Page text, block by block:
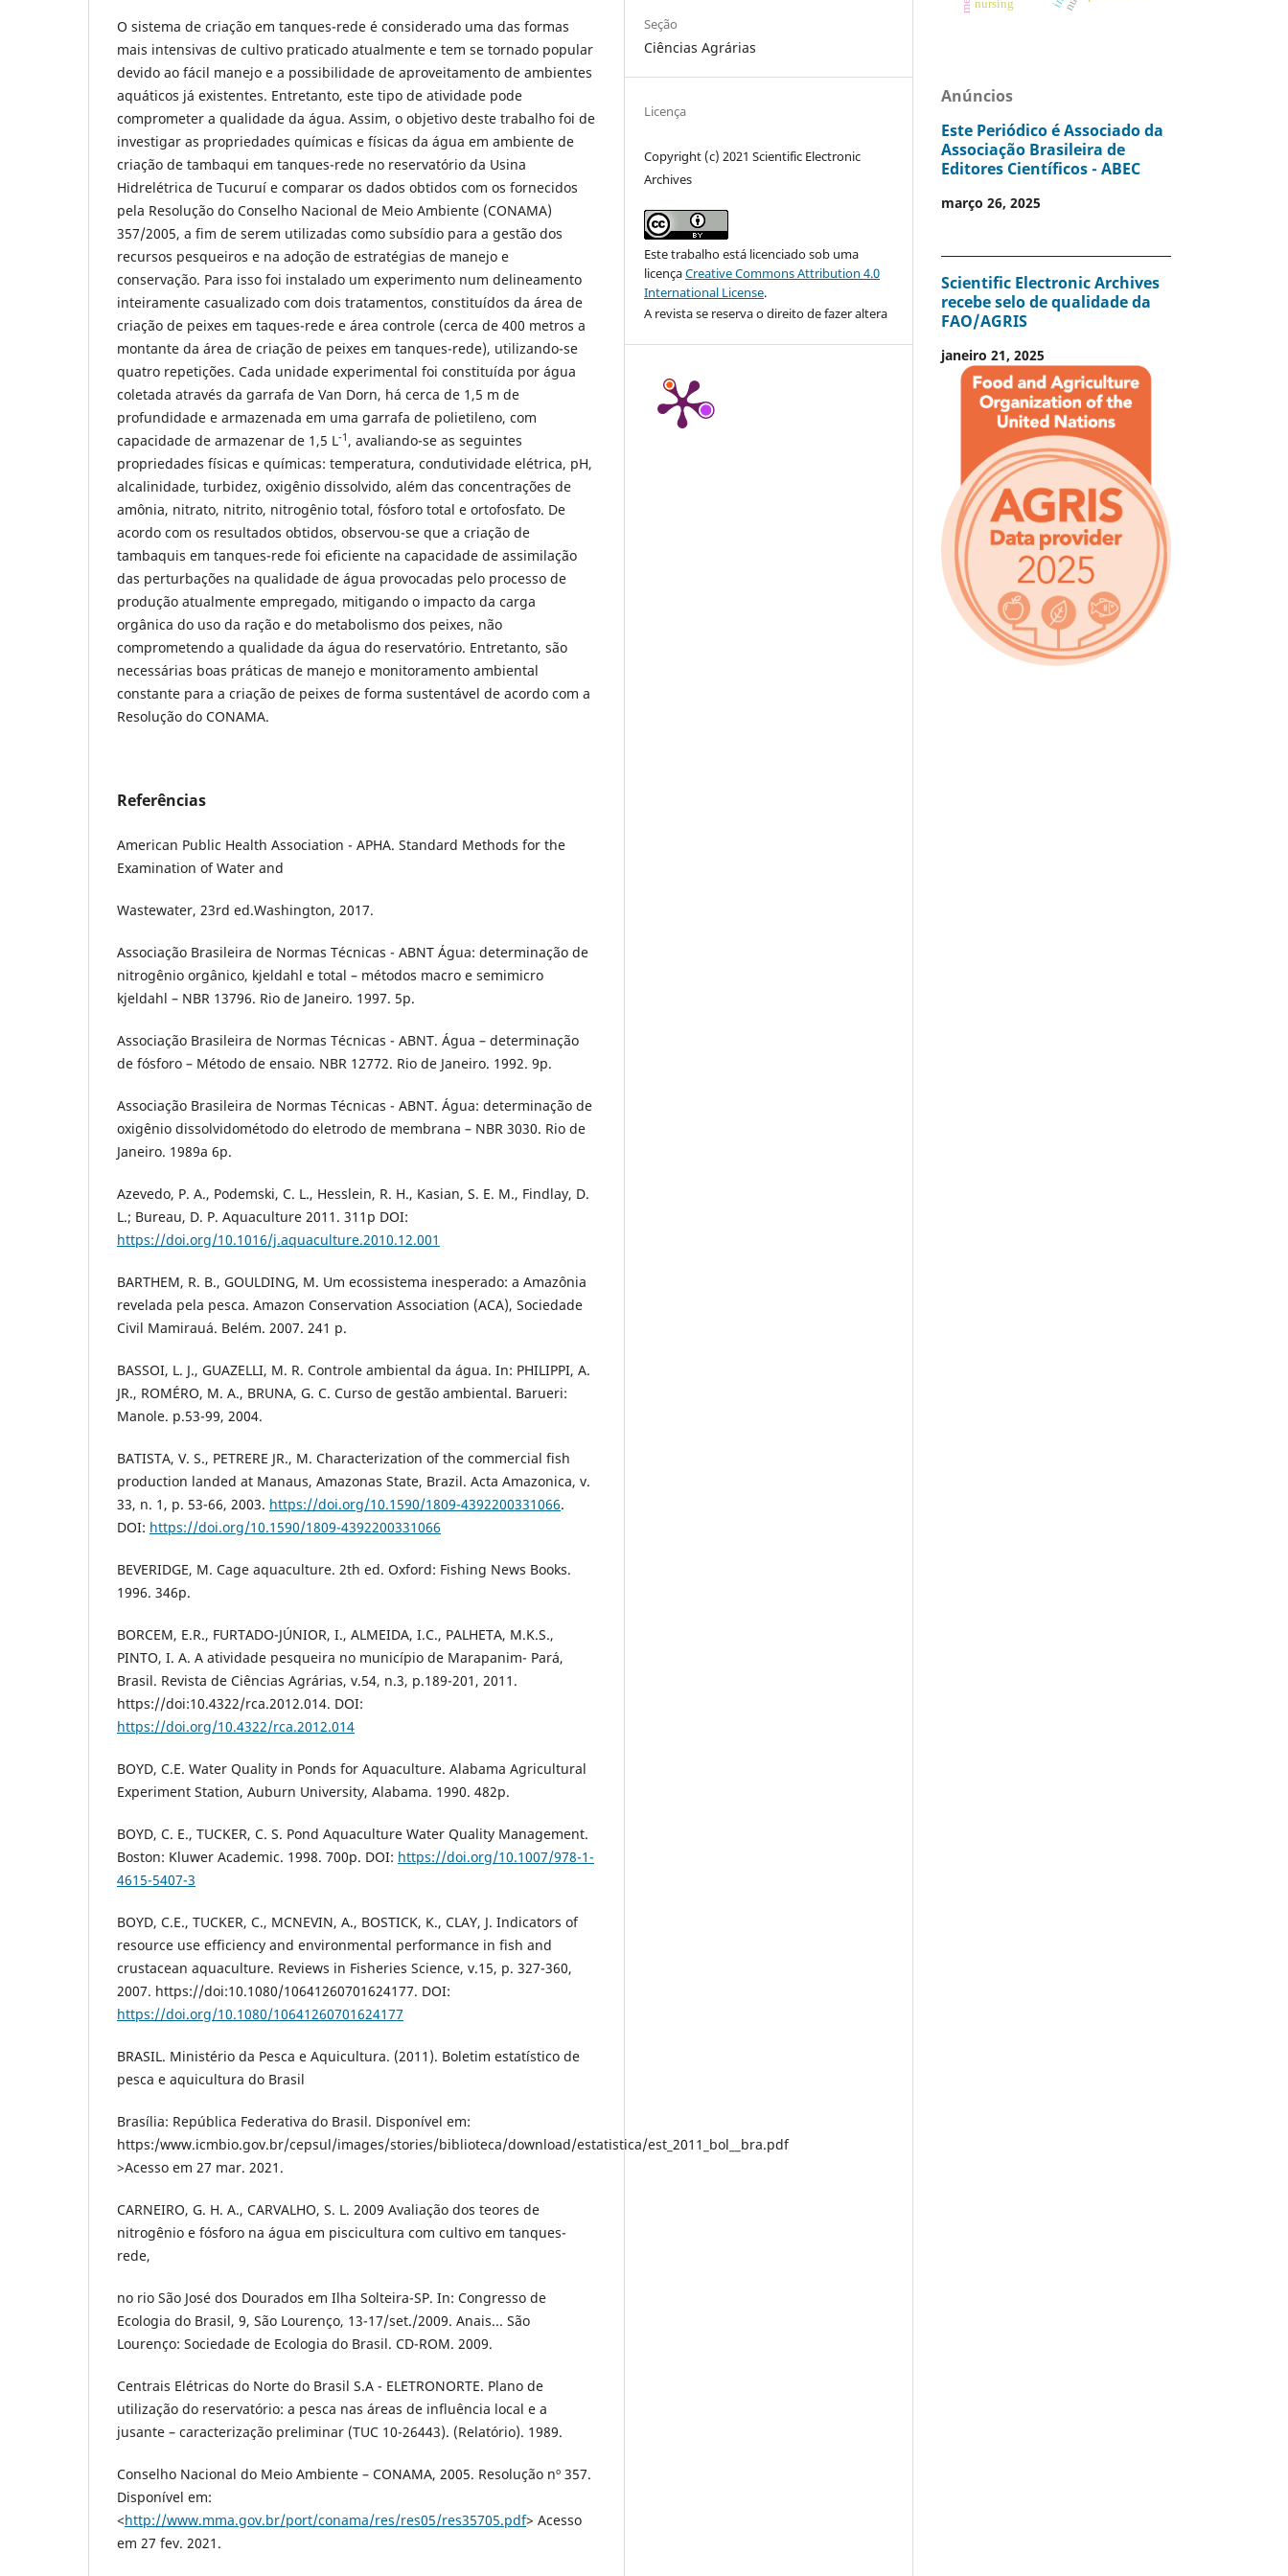
O sistema de criação em tanques-rede é considerado uma das formas
mais intensivas de cultivo praticado atualmente e tem se tornado popular
devido ao fácil manejo e a possibilidade de aproveitamento de ambientes
aquáticos já existentes. Entretanto, este tipo de atividade pode
comprometer a qualidade da água. Assim, o objetivo deste trabalho foi de
investigar as propriedades químicas e físicas da água em ambiente de
criação de tambaqui em tanques-rede no reservatório da Usina
Hidrelétrica de Tucuruí e comparar os dados obtidos com os fornecidos
pela Resolução do Conselho Nacional de Meio Ambiente (CONAMA)
357/2005, a fim de serem utilizadas como subsídio para a gestão dos
recursos pesqueiros e na adoção de estratégias de manejo e
conservação. Para isso foi instalado um experimento num delineamento
inteiramente casualizado com dois tratamentos, constituídos da área de
criação de peixes em taques-rede e área controle (cerca de 400 metros a
montante da área de criação de peixes em tanques-rede), utilizando-se
quatro repetições. Cada unidade experimental foi constituída por água
coletada através da garrafa de Van Dorn, há cerca de 1,5 m de
profundidade e armazenada em uma garrafa de polietileno, com
capacidade de armazenar de 1,5 L-1 , avaliando-se as seguintes
propriedades físicas e químicas: temperatura, condutividade elétrica, pH,
alcalinidade, turbidez, oxigênio dissolvido, além das concentrações de
amônia, nitrato, nitrito, nitrogênio total, fósforo total e ortofosfato. De
acordo com os resultados obtidos, observou-se que a criação de
tambaquis em tanques-rede foi eficiente na capacidade de assimilação
das perturbações na qualidade de água provocadas pelo processo de
produção atualmente empregado, mitigando o impacto da carga
orgânica do uso da ração e do metabolismo dos peixes, não
comprometendo a qualidade da água do reservatório. Entretanto, são
necessárias boas práticas de manejo e monitoramento ambiental
constante para a criação de peixes de forma sustentável de acordo com a
Resolução do CONAMA.
Referências
American Public Health Association - APHA. Standard Methods for the
Examination of Water and
Wastewater, 23rd ed.Washington, 2017.
Associação Brasileira de Normas Técnicas - ABNT Água: determinação de
nitrogênio orgânico, kjeldahl e total – métodos macro e semimicro
kjeldahl – NBR 13796. Rio de Janeiro. 1997. 5p.
Associação Brasileira de Normas Técnicas - ABNT. Água – determinação
de fósforo – Método de ensaio. NBR 12772. Rio de Janeiro. 1992. 9p.
Associação Brasileira de Normas Técnicas - ABNT. Água: determinação de
oxigênio dissolvidométodo do eletrodo de membrana – NBR 3030. Rio de
Janeiro. 1989a 6p.
Azevedo, P. A., Podemski, C. L., Hesslein, R. H., Kasian, S. E. M., Findlay, D.
L.; Bureau, D. P. Aquaculture 2011. 311p DOI:
https://doi.org/10.1016/j.aquaculture.2010.12.001
BARTHEM, R. B., GOULDING, M. Um ecossistema inesperado: a Amazônia
revelada pela pesca. Amazon Conservation Association (ACA), Sociedade
Civil Mamirauá. Belém. 2007. 241 p.
BASSOI, L. J., GUAZELLI, M. R. Controle ambiental da água. In: PHILIPPI, A.
JR., ROMÉRO, M. A., BRUNA, G. C. Curso de gestão ambiental. Barueri:
Manole. p.53-99, 2004.
BATISTA, V. S., PETRERE JR., M. Characterization of the commercial fish
production landed at Manaus, Amazonas State, Brazil. Acta Amazonica, v.
33, n. 1, p. 53-66, 2003. https://doi.org/10.1590/1809-4392200331066.
DOI: https://doi.org/10.1590/1809-4392200331066
BEVERIDGE, M. Cage aquaculture. 2th ed. Oxford: Fishing News Books.
1996. 346p.
BORCEM, E.R., FURTADO-JÚNIOR, I., ALMEIDA, I.C., PALHETA, M.K.S.,
PINTO, I. A. A atividade pesqueira no município de Marapanim- Pará,
Brasil. Revista de Ciências Agrárias, v.54, n.3, p.189-201, 2011.
https://doi:10.4322/rca.2012.014. DOI:
https://doi.org/10.4322/rca.2012.014
BOYD, C.E. Water Quality in Ponds for Aquaculture. Alabama Agricultural
Experiment Station, Auburn University, Alabama. 1990. 482p.
BOYD, C. E., TUCKER, C. S. Pond Aquaculture Water Quality Management.
Boston: Kluwer Academic. 1998. 700p. DOI: https://doi.org/10.1007/978-1-
4615-5407-3
BOYD, C.E., TUCKER, C., MCNEVIN, A., BOSTICK, K., CLAY, J. Indicators of
resource use efficiency and environmental performance in fish and
crustacean aquaculture. Reviews in Fisheries Science, v.15, p. 327-360,
2007. https://doi:10.1080/10641260701624177. DOI:
https://doi.org/10.1080/10641260701624177
BRASIL. Ministério da Pesca e Aquicultura. (2011). Boletim estatístico de
pesca e aquicultura do Brasil
Brasília: República Federativa do Brasil. Disponível em:
https:/www.icmbio.gov.br/cepsul/images/stories/biblioteca/download/estatistica/est_2011_bol__bra.pdf
>Acesso em 27 mar. 2021.
CARNEIRO, G. H. A., CARVALHO, S. L. 2009 Avaliação dos teores de
nitrogênio e fósforo na água em piscicultura com cultivo em tanques-
rede,
no rio São José dos Dourados em Ilha Solteira-SP. In: Congresso de
Ecologia do Brasil, 9, São Lourenço, 13-17/set./2009. Anais... São
Lourenço: Sociedade de Ecologia do Brasil. CD-ROM. 2009.
Centrais Elétricas do Norte do Brasil S.A - ELETRONORTE. Plano de
utilização do reservatório: a pesca nas áreas de influência local e a
jusante – caracterização preliminar (TUC 10-26443). (Relatório). 1989.
Conselho Nacional do Meio Ambiente – CONAMA, 2005. Resolução nº 357.
Disponível em:
<http://www.mma.gov.br/port/conama/res/res05/res35705.pdf> Acesso
em 27 fev. 2021.
Seção
Ciências Agrárias
Licença
Copyright (c) 2021 Scientific Electronic
Archives
Este trabalho está licenciado sob uma
licençaCreative Commons Attribution 4.0
International License.
A revista se reserva o direito de fazer altera
nursing
Anúncios
Este Periódico é Associado da
Associação Brasileira de
Editores Científicos - ABEC
março 26, 2025
Scientific Electronic Archives
recebe selo de qualidade da
FAO/AGRIS
janeiro 21, 2025